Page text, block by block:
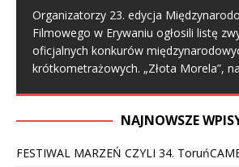
Organizatorzy 23. edycja
Filmowego w Erywaniu ogłosili listę
oficjalnych konkurów
krótkometrażowych. „Złota Morela”,
NAJNOWSZE
FESTIWAL MARZEŃ CZYLI 34.